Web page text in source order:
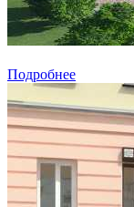
Подробнее